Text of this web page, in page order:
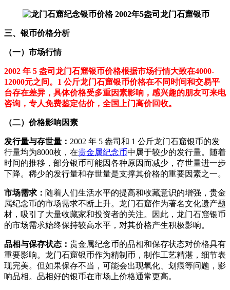
三、银币价格分析
（一）市场行情
2002 年 5 盎司龙门石窟银币价格根据市场行情大致在4000-
12000元之间。1 公斤龙门石窟银币价格在不同时间和交易平
台存在差异，具体价格受多重因素影响，感兴趣的朋友可来电
咨询，专人免费鉴定估价，全国上门高价回收。
（二）价格影响因素
发行量与存世量： 2002 年 5 盎司和 1 公斤龙门石窟银币的发
行量均为8000枚，在贵金属纪念币中属于较少的发行量。随着
时间的推移，部分银币可能因各种原因而减少，存世量进一步
下降。稀少的发行量和存世量是支撑其价格的重要因素之一。
市场需求： 随着人们生活水平的提高和收藏意识的增强，贵金
属纪念币的市场需求不断上升。龙门石窟作为著名文化遗产题
材，吸引了大量收藏家和投资者的关注。因此，龙门石窟银币
的市场需求始终保持较高水平，对其价格产生积极影响。
品相与保存状态： 贵金属纪念币的品相和保存状态对价格具有
重要影响。龙门石窟银币作为精制币，制作工艺精湛，细节表
现完美。但如果保存不当，可能会出现氧化、划痕等问题，影
响品相。品相好的银币在市场上价格通常更高。